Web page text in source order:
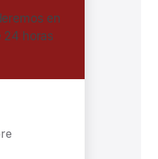
en
24 horas